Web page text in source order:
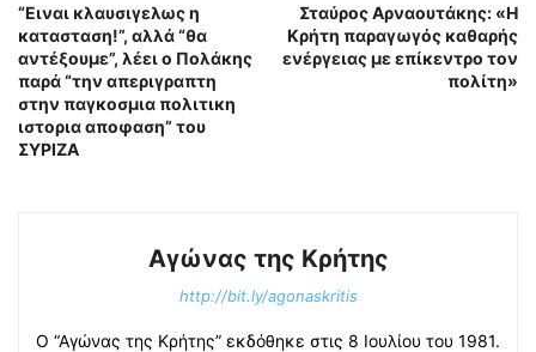
“Ειναι κλαυσιγελως η
κατασταση!”, αλλά “θα
αντέξουμε”, λέει ο Πολάκης
παρά “την απεριγραπτη
στην παγκοσμια πολιτικη
ιστορια αποφαση” του
ΣΥΡΙΖΑ
Σταύρος Αρναουτάκης: «Η
Κρήτη παραγωγός καθαρής
ενέργειας με επίκεντρο τον
πολίτη»
Αγώνας της Κρήτης
http://bit.ly/agonaskritis
Ο “Αγώνας της Κρήτης” εκδόθηκε στις 8 Ιουλίου του 1981.